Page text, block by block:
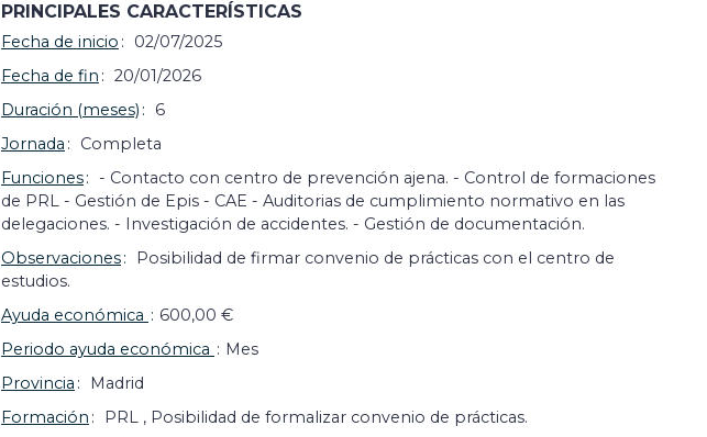
PRINCIPALES CARACTERÍSTICAS
Fecha de inicio
02/07/2025
Fecha de fin
20/01/2026
Duración (meses)
6
Jornada
Completa
Funciones
- Contacto con centro de prevención ajena. - Control de formaciones
de PRL - Gestión de Epis - CAE - Auditorias de cumplimiento normativo en las
delegaciones. - Investigación de accidentes. - Gestión de documentación.
Observaciones
Posibilidad de firmar convenio de prácticas con el centro de
estudios.
Ayuda económica
600,00 €
Periodo ayuda económica
Mes
Provincia
Madrid
Formación
PRL , Posibilidad de formalizar convenio de prácticas.